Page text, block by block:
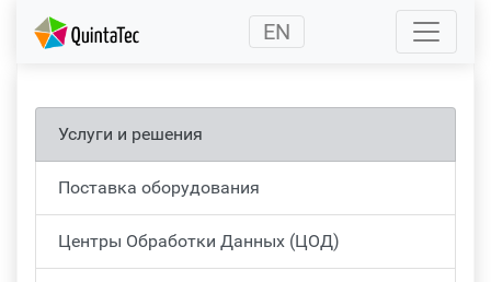
(current) EN
Услуги и решения
Поставка оборудования
Центры Обработки Данных (ЦОД)